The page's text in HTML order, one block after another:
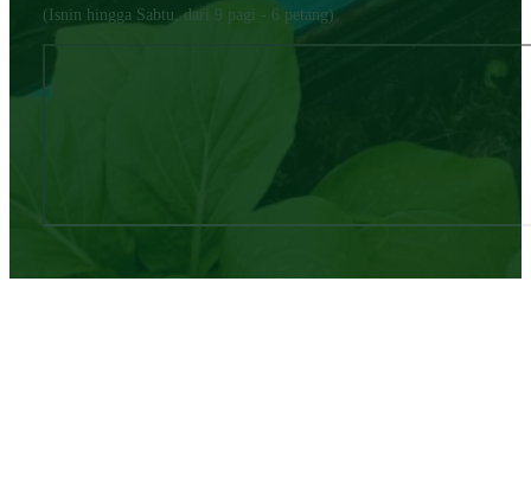
(Isnin hingga Sabtu, dari 9 pagi - 6 petang)